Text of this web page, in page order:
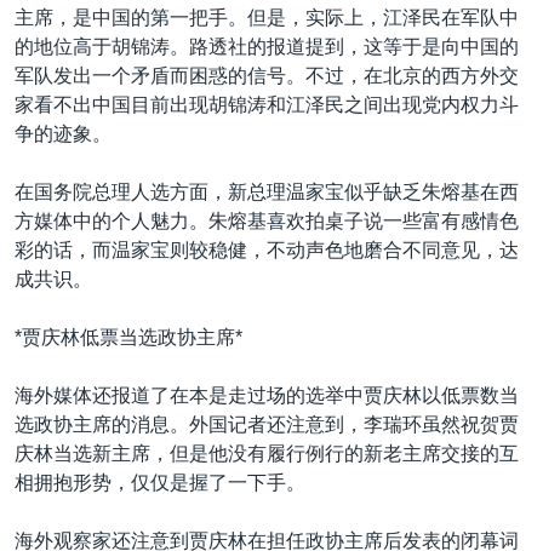
台海两岸关系
南中国海争端
关注西藏
关注新疆
GEN Z 看美国
其他语言网站
主席，是中国的第一把手。但是，实际上，江泽民在军队中
的地位高于胡锦涛。路透社的报道提到，这等于是向中国的
军队发出一个矛盾而困惑的信号。不过，在北京的西方外交
家看不出中国目前出现胡锦涛和江泽民之间出现党内权力斗
争的迹象。
在国务院总理人选方面，新总理温家宝似乎缺乏朱熔基在西
方媒体中的个人魅力。朱熔基喜欢拍桌子说一些富有感情色
彩的话，而温家宝则较稳健，不动声色地磨合不同意见，达
成共识。
*贾庆林低票当选政协主席*
海外媒体还报道了在本是走过场的选举中贾庆林以低票数当
选政协主席的消息。外国记者还注意到，李瑞环虽然祝贺贾
庆林当选新主席，但是他没有履行例行的新老主席交接的互
相拥抱形势，仅仅是握了一下手。
海外观察家还注意到贾庆林在担任政协主席后发表的闭幕词